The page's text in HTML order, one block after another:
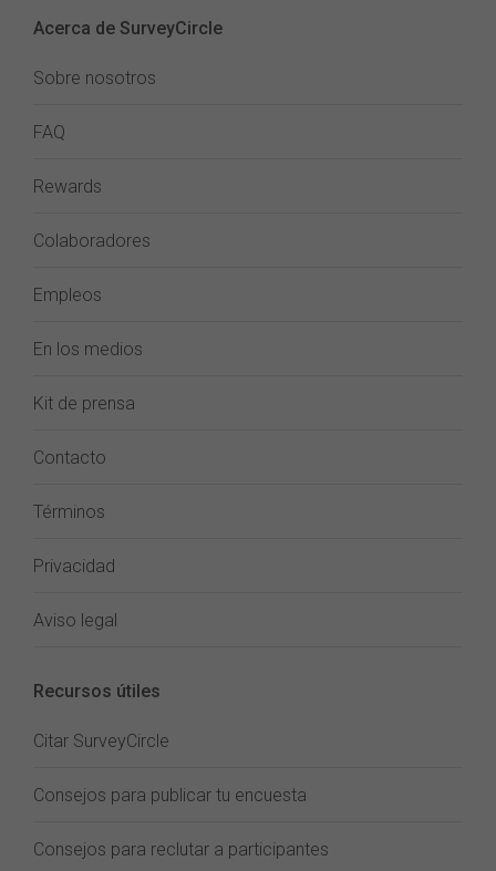
Acerca de SurveyCircle
Sobre nosotros
FAQ
Rewards
Colaboradores
Empleos
En los medios
Kit de prensa
Contacto
Términos
Privacidad
Aviso legal
Recursos útiles
Citar SurveyCircle
Consejos para publicar tu encuesta
Consejos para reclutar a participantes